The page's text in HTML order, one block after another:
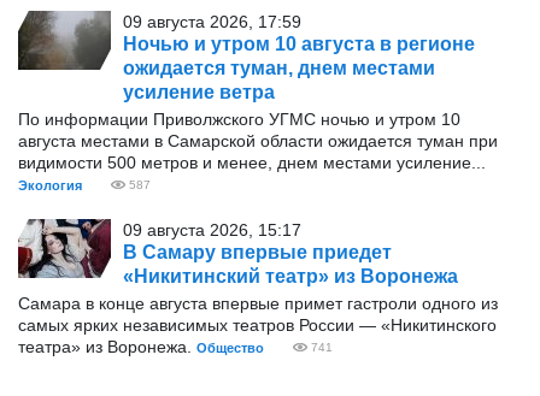
09 августа 2026, 17:59
Ночью и утром 10 августа в регионе
ожидается туман, днем местами
усиление ветра
По информации Приволжского УГМС ночью и утром 10
августа местами в Самарской области ожидается туман при
видимости 500 метров и менее, днем местами усиление...
Экология 587
09 августа 2026, 15:17
В Самару впервые приедет
«Никитинский театр» из Воронежа
Самара в конце августа впервые примет гастроли одного из
самых ярких независимых театров России — «Никитинского
театра» из Воронежа.
Общество 741